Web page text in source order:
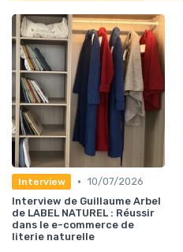
Interview • 10/07/2026
Interview de Guillaume Arbel
de LABEL NATUREL : Réussir
dans le e-commerce de
literie naturelle